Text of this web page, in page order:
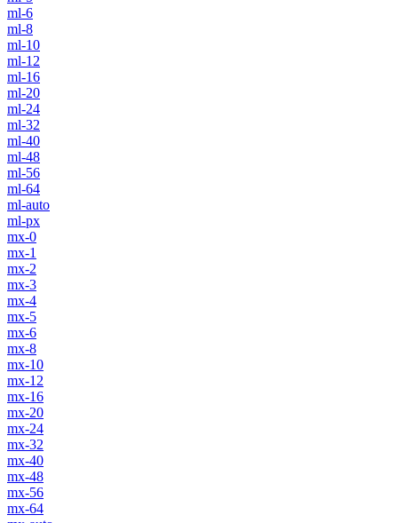
ml-6
ml-8
ml-10
ml-12
ml-16
ml-20
ml-24
ml-32
ml-40
ml-48
ml-56
ml-64
ml-auto
ml-px
mx-0
mx-1
mx-2
mx-3
mx-4
mx-5
mx-6
mx-8
mx-10
mx-12
mx-16
mx-20
mx-24
mx-32
mx-40
mx-48
mx-56
mx-64